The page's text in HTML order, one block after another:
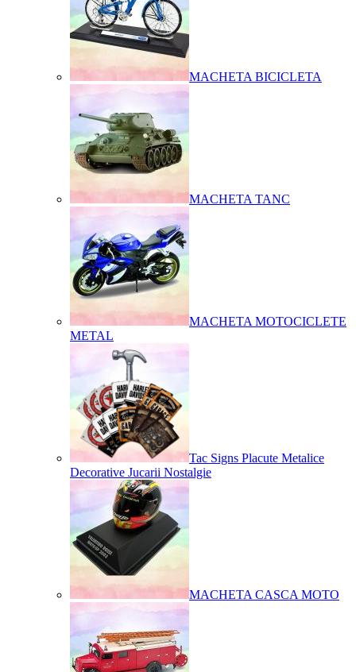
MACHETA BICICLETA
MACHETA TANC
MACHETA MOTOCICLETE
METAL
Tac Signs Placute Metalice
Decorative Jucarii Nostalgie
MACHETA CASCA MOTO